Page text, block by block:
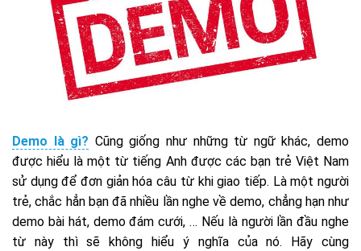
Demo là gì? Cũng giống như những từ ngữ khác, demo
được hiểu là một từ tiếng Anh được các bạn trẻ Việt Nam
sử dụng để đơn giản hóa câu từ khi giao tiếp. Là một người
trẻ, chắc hẳn bạn đã nhiều lần nghe về demo, chẳng hạn như
demo bài hát, demo đám cưới, … Nếu là người lần đầu nghe
từ này thì sẽ không hiểu ý nghĩa của nó. Hãy cùng